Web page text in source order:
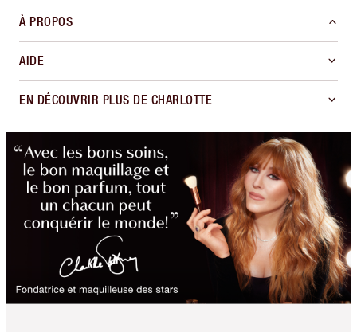
À PROPOS
AIDE
EN DÉCOUVRIR PLUS DE CHARLOTTE